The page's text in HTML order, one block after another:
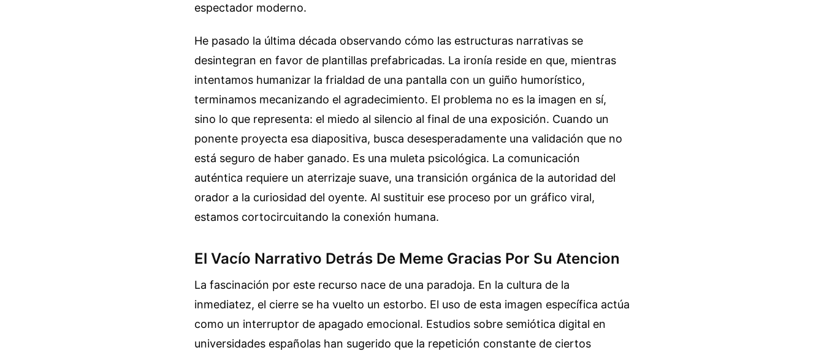
espectador moderno.
He pasado la última década observando cómo las estructuras narrativas se
desintegran en favor de plantillas prefabricadas. La ironía reside en que, mientras
intentamos humanizar la frialdad de una pantalla con un guiño humorístico,
terminamos mecanizando el agradecimiento. El problema no es la imagen en sí,
sino lo que representa: el miedo al silencio al final de una exposición. Cuando un
ponente proyecta esa diapositiva, busca desesperadamente una validación que no
está seguro de haber ganado. Es una muleta psicológica. La comunicación
auténtica requiere un aterrizaje suave, una transición orgánica de la autoridad del
orador a la curiosidad del oyente. Al sustituir ese proceso por un gráfico viral,
estamos cortocircuitando la conexión humana.
El Vacío Narrativo Detrás De Meme Gracias Por Su Atencion
La fascinación por este recurso nace de una paradoja. En la cultura de la
inmediatez, el cierre se ha vuelto un estorbo. El uso de esta imagen específica actúa
como un interruptor de apagado emocional. Estudios sobre semiótica digital en
universidades españolas han sugerido que la repetición constante de ciertos